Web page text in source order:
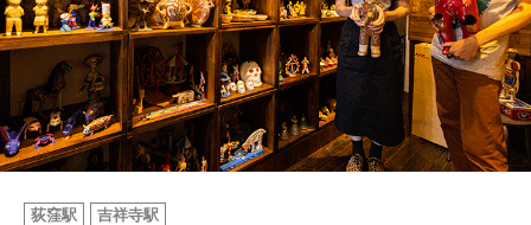
ショッピング
中央線カルチャー
特集
荻窪駅 吉祥寺駅